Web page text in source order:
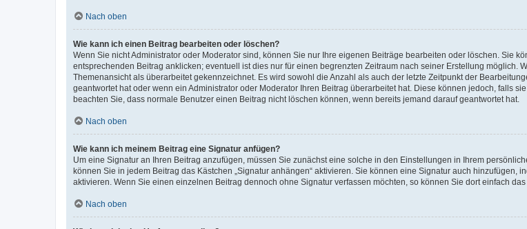
Nach oben
Wie kann ich einen Beitrag bearbeiten oder löschen?
Wenn Sie nicht Administrator oder Moderator sind, können Sie nur Ihre eigenen Beiträge bearbeiten oder löschen. Sie
entsprechenden Beitrag anklicken; eventuell ist dies nur für einen begrenzten Zeitraum nach seiner Erstellung möglich.
Themenansicht als überarbeitet gekennzeichnet. Es wird sowohl die Anzahl als auch der letzte Zeitpunkt der
geantwortet hat oder wenn ein Administrator oder Moderator Ihren Beitrag überarbeitet hat. Diese können jedoch, falls
beachten Sie, dass normale Benutzer einen Beitrag nicht löschen können, wenn bereits jemand darauf geantwortet hat.
Nach oben
Wie kann ich meinem Beitrag eine Signatur anfügen?
Um eine Signatur an Ihren Beitrag anzufügen, müssen Sie zunächst eine solche in den Einstellungen in Ihrem
können Sie in jedem Beitrag das Kästchen „Signatur anhängen“ aktivieren. Sie können eine Signatur auch
aktivieren. Wenn Sie einen einzelnen Beitrag dennoch ohne Signatur verfassen möchten, so können Sie dort einfach
Nach oben